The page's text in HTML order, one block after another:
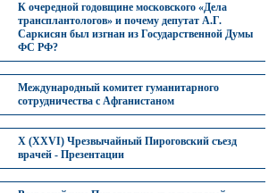
К очередной годовщине московского «Дела
трансплантологов» и почему депутат А.Г.
Саркисян был изгнан из Государственной Думы
ФС РФ?
Международный комитет гуманитарного
сотрудничества с Афганистаном
X (XXVI) Чрезвычайный Пироговский съезд
врачей - Презентации